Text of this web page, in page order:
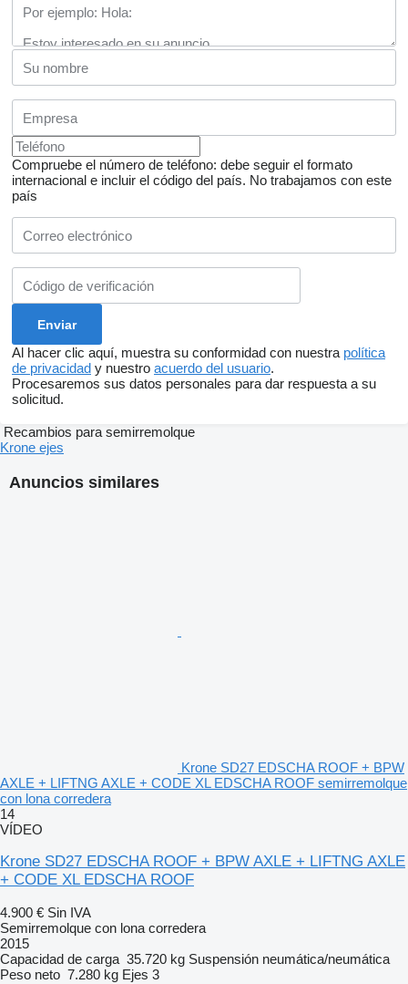
Compruebe el número de teléfono: debe seguir el formato
internacional e incluir el código del país. No trabajamos con este
país
Al hacer clic aquí, muestra su conformidad con nuestra política
de privacidad y nuestro acuerdo del usuario.
Procesaremos sus datos personales para dar respuesta a su
solicitud.
Anuncios similares
Krone SD27 EDSCHA ROOF + BPW
AXLE + LIFTNG AXLE + CODE XL EDSCHA ROOF semirremolque
con lona corredera
14
VÍDEO
Krone SD27 EDSCHA ROOF + BPW AXLE + LIFTNG AXLE
+ CODE XL EDSCHA ROOF
4.900 € Sin IVA
Semirremolque con lona corredera
2015
Capacidad de carga 35.720 kg Suspensión neumática/neumática
Peso neto 7.280 kg Ejes 3
Recambios para semirremolque
Krone ejes